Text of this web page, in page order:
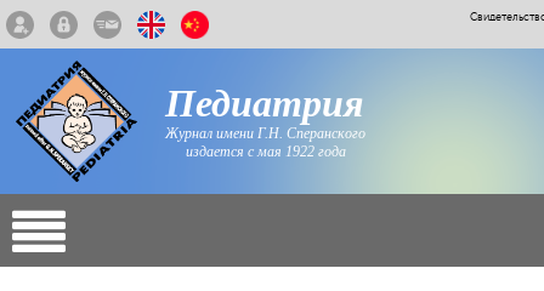
Педиатрия
Журнал имени Г.Н. Сперанского
издается с мая 1922 года